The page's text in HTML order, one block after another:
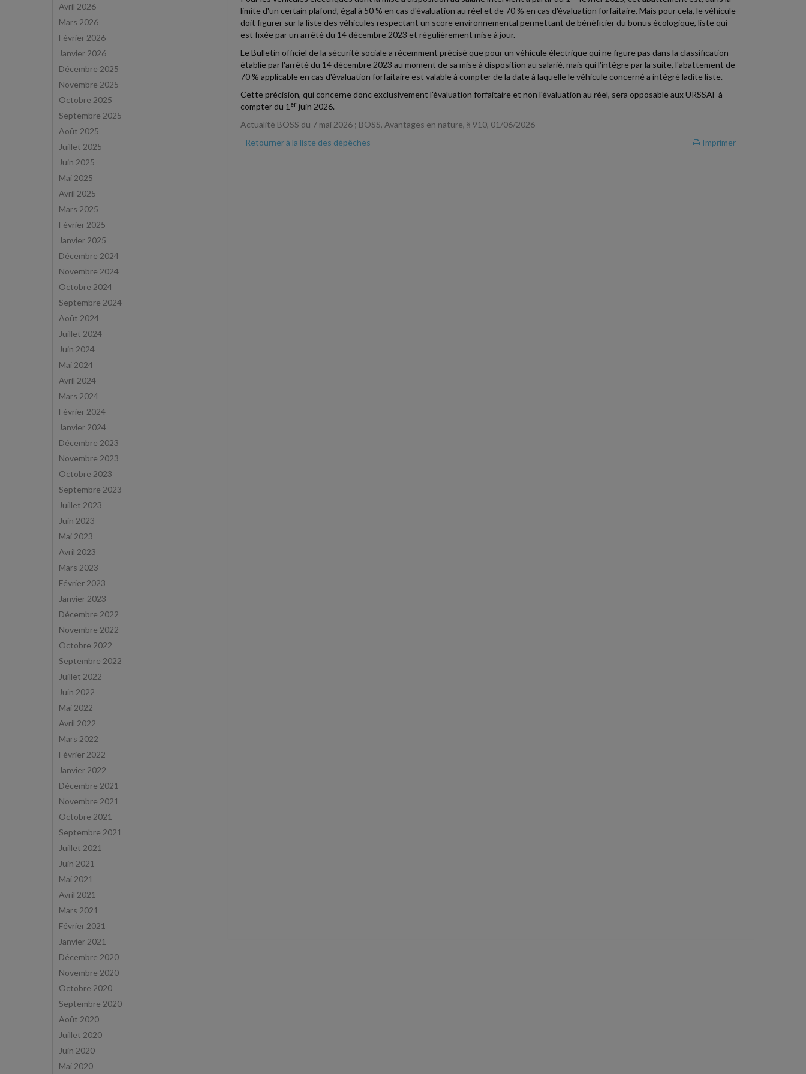
Avril 2026
Mars 2026
Février 2026
Janvier 2026
Décembre 2025
Novembre 2025
Octobre 2025
Septembre 2025
Août 2025
Juillet 2025
Juin 2025
Mai 2025
Avril 2025
Mars 2025
Février 2025
Janvier 2025
Décembre 2024
Novembre 2024
Octobre 2024
Septembre 2024
Août 2024
Juillet 2024
Juin 2024
Mai 2024
Avril 2024
Mars 2024
Février 2024
Janvier 2024
Décembre 2023
Novembre 2023
Octobre 2023
Septembre 2023
Juillet 2023
Juin 2023
Mai 2023
Avril 2023
Mars 2023
Février 2023
Janvier 2023
Décembre 2022
Novembre 2022
Octobre 2022
Septembre 2022
Juillet 2022
Juin 2022
Mai 2022
Avril 2022
Mars 2022
Février 2022
Janvier 2022
Décembre 2021
Novembre 2021
Octobre 2021
Septembre 2021
Juillet 2021
Juin 2021
Mai 2021
Avril 2021
Mars 2021
Février 2021
Janvier 2021
Décembre 2020
Novembre 2020
Octobre 2020
Septembre 2020
Août 2020
Juillet 2020
Juin 2020
Mai 2020
limite d'un certain plafond, égal à 50 % en cas d'évaluation au réel et de 70 % en cas d'évaluation forfaitaire. Mais pour cela, le véhicule
doit figurer sur la liste des véhicules respectant un score environnemental permettant de bénéficier du bonus écologique, liste qui
est fixée par un arrêté du 14 décembre 2023 et régulièrement mise à jour.
Le Bulletin officiel de la sécurité sociale a récemment précisé que pour un véhicule électrique qui ne figure pas dans la classification
établie par l'arrêté du 14 décembre 2023 au moment de sa mise à disposition au salarié, mais qui l'intègre par la suite, l'abattement de
70 % applicable en cas d'évaluation forfaitaire est valable à compter de la date à laquelle le véhicule concerné a intégré ladite liste.
Cette précision, qui concerne donc exclusivement l'évaluation forfaitaire et non l'évaluation au réel, sera opposable aux URSSAF à
compter du 1 er juin 2026.
Actualité BOSS du 7 mai 2026 ; BOSS, Avantages en nature, § 910, 01/06/2026
Retourner à la liste des dépêches
Imprimer